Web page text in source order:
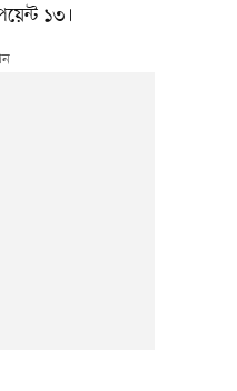
১৩।